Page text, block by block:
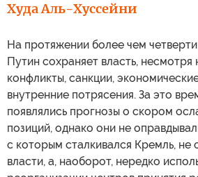
Худа Аль-Хуссейни
На протяжении более чем
Путин сохраняет власть, несмотря
конфликты, санкции,
внутренние потрясения. За это
появлялись прогнозы о скором
позиций, однако они не
с которым сталкивался Кремль, не
власти, а, наоборот, нередко